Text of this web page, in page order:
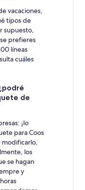
vacaciones,
tipos de
supuesto,
prefieres
líneas
cuáles
de
¡lo
para Coos
modificarlo,
los
se hagan
y